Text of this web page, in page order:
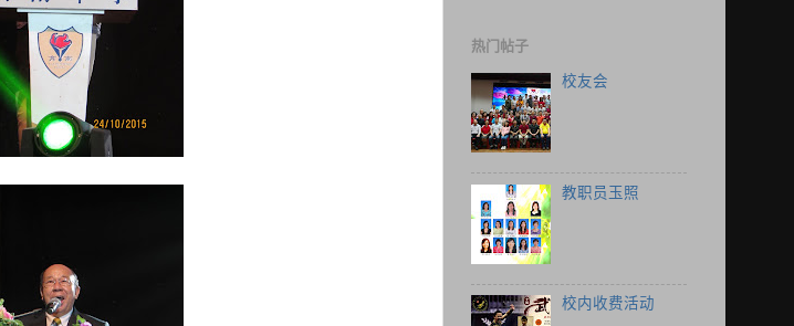
热门帖子
校友会
教职员玉照
校内收费活动